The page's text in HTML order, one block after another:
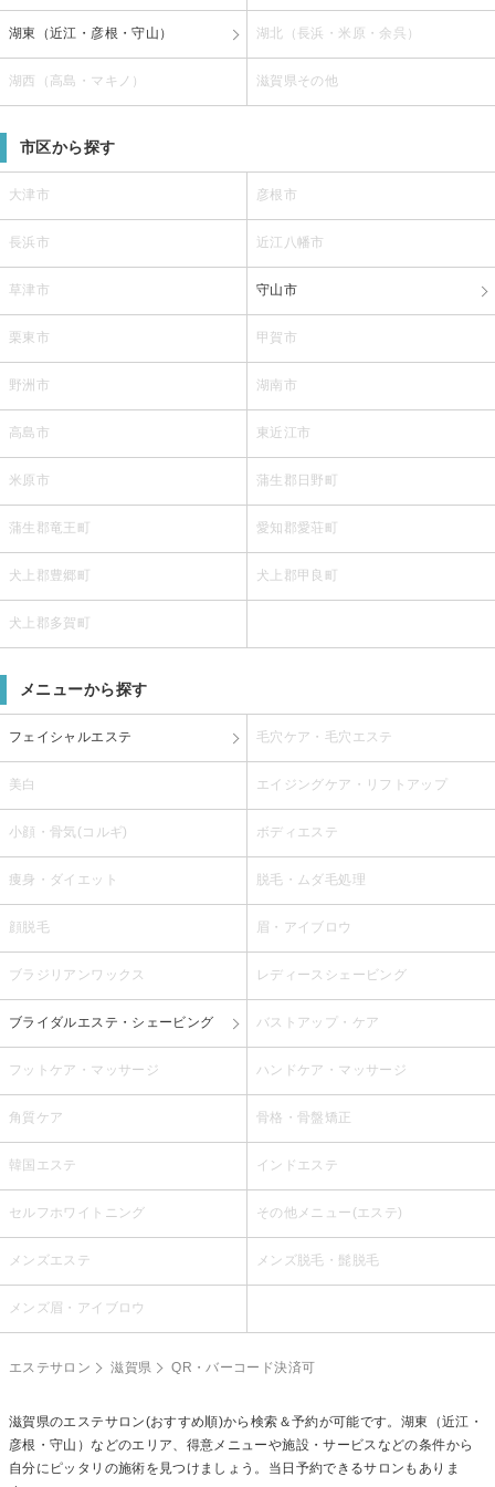
湖東（近江・彦根・守山） 湖北（長浜・米原・余呉）
湖西（高島・マキノ） 滋賀県その他
市区から探す
大津市 彦根市
長浜市 近江八幡市
草津市 守山市
栗東市 甲賀市
野洲市 湖南市
高島市 東近江市
米原市 蒲生郡日野町
蒲生郡竜王町 愛知郡愛荘町
犬上郡豊郷町 犬上郡甲良町
犬上郡多賀町
メニューから探す
フェイシャルエステ 毛穴ケア・毛穴エステ
美白 エイジングケア・リフトアップ
小顔・骨気(コルギ) ボディエステ
痩身・ダイエット 脱毛・ムダ毛処理
顔脱毛 眉・アイブロウ
ブラジリアンワックス レディースシェービング
ブライダルエステ・シェービング バストアップ・ケア
フットケア・マッサージ ハンドケア・マッサージ
角質ケア 骨格・骨盤矯正
韓国エステ インドエステ
セルフホワイトニング その他メニュー(エステ)
メンズエステ メンズ脱毛・髭脱毛
メンズ眉・アイブロウ
エステサロン 滋賀県 QR・バーコード決済可
滋賀県のエステサロン(おすすめ順)から検索＆予約が可能です。湖東（近江・
彦根・守山）などのエリア、得意メニューや施設・サービスなどの条件から
自分にピッタリの施術を見つけましょう。当日予約できるサロンもありま